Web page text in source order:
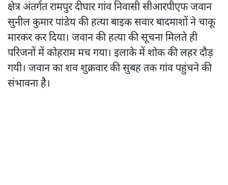
क्षेत्र अंतर्गत रामपुर दीघार गांव निवासी सीआरपीएफ जवान‌
सुनील कुमार पांडेय की हत्या बाइक सवार बादमाशों ने चाकू
मारकर कर दिया। जवान की हत्या की सूचना मिलते ही
परिजनों में कोहराम मच गया। इलाके में शोक की लहर दौड़
गयी। जवान का शव शुक्रवार की सुबह तक गांव पहुंचने की
संभावना है।